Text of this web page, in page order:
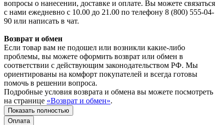
вопросы о нанесении, доставке и оплате. Вы можете связаться
с нами ежедневно с 10.00 до 21.00 по телефону 8 (800) 555-04-
90 или написать в чат.
Возврат и обмен
Если товар вам не подошел или возникли какие-либо
проблемы, вы можете оформить возврат или обмен в
соответствии с действующим законодательством РФ. Мы
ориентированы на комфорт покупателей и всегда готовы
помочь в решении вопроса.
Подробные условия возврата и обмена вы можете посмотреть
на странице «Возврат и обмен».
Показать полностью
Оплата